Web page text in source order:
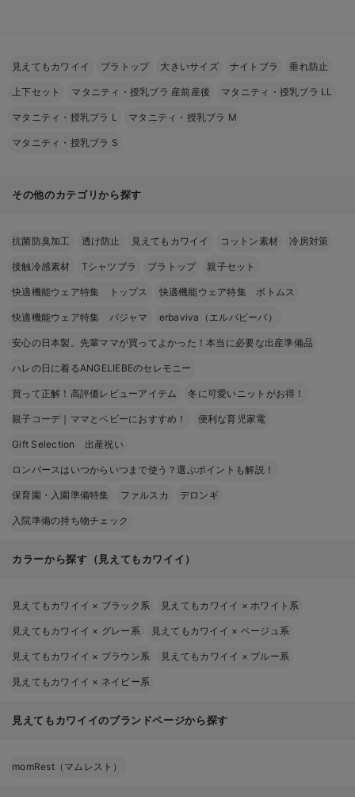
見えてもカワイイ ブラトップ 大きいサイズ ナイトブラ 垂れ防止
上下セット マタニティ・授乳ブラ 産前産後 マタニティ・授乳ブラ LL
マタニティ・授乳ブラ L マタニティ・授乳ブラ M
マタニティ・授乳ブラ S
その他のカテゴリから探す
抗菌防臭加工 透け防止 見えてもカワイイ コットン素材 冷房対策
接触冷感素材 Tシャツブラ ブラトップ 親子セット
快適機能ウェア特集 トップス 快適機能ウェア特集 ボトムス
快適機能ウェア特集 パジャマ erbaviva（エルバビーバ）
安心の日本製。先輩ママが買ってよかった！本当に必要な出産準備品
ハレの日に着るANGELIEBEのセレモニー
買って正解！高評価レビューアイテム 冬に可愛いニットがお得！
親子コーデ｜ママとベビーにおすすめ！ 便利な育児家電
Gift Selection 出産祝い
ロンパースはいつからいつまで使う？選ぶポイントも解説！
保育園・入園準備特集 ファルスカ デロンギ
入院準備の持ち物チェック
カラーから探す（見えてもカワイイ）
見えてもカワイイ × ブラック系 見えてもカワイイ × ホワイト系
見えてもカワイイ × グレー系 見えてもカワイイ × ベージュ系
見えてもカワイイ × ブラウン系 見えてもカワイイ × ブルー系
見えてもカワイイ × ネイビー系
見えてもカワイイのブランドページから探す
momRest（マムレスト）